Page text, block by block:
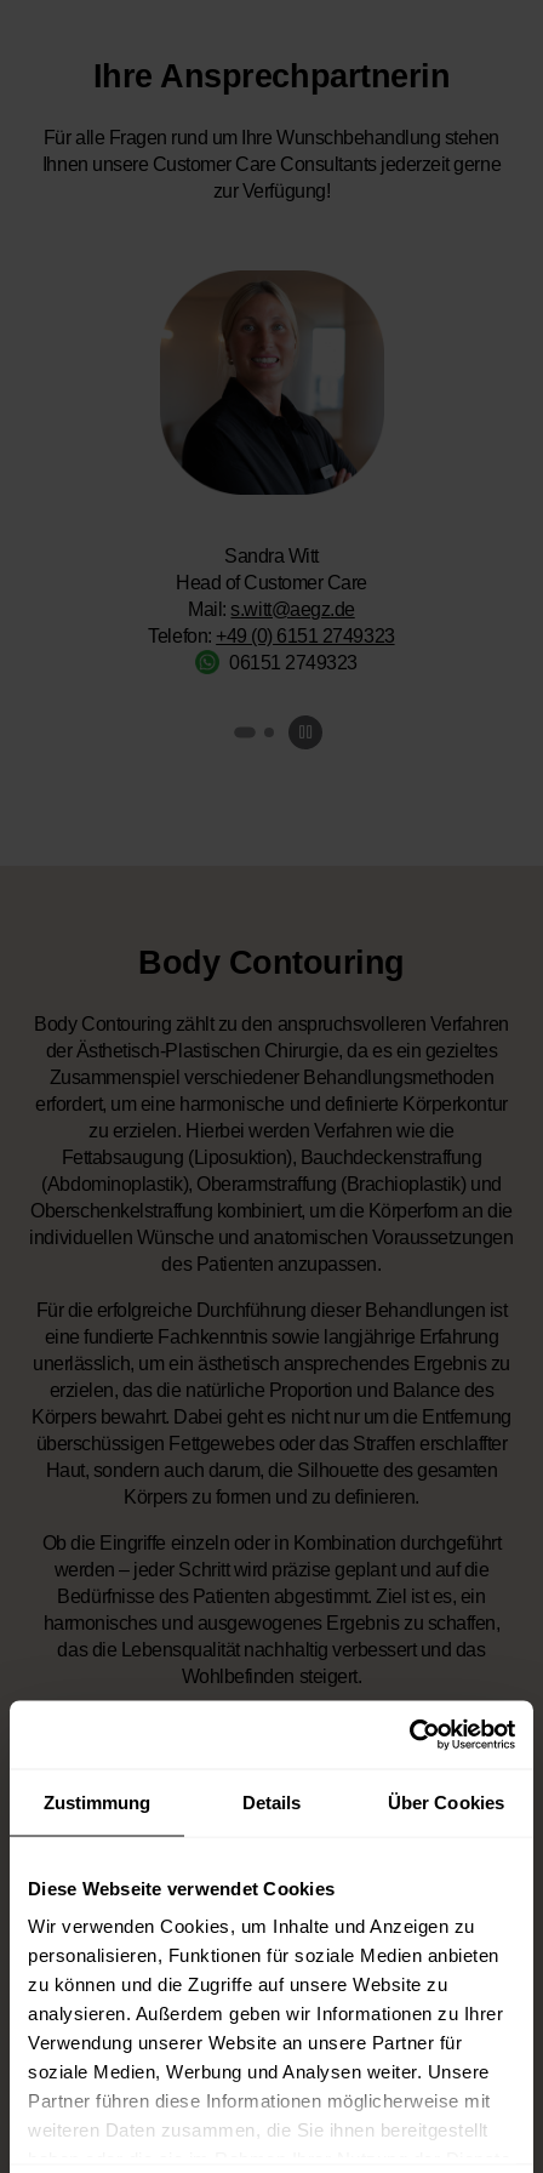
Zustimmung Details Über Cookies
Diese Webseite verwendet Cookies
Wir verwenden Cookies, um Inhalte und Anzeigen zu
personalisieren, Funktionen für soziale Medien anbieten
zu können und die Zugriffe auf unsere Website zu
analysieren. Außerdem geben wir Informationen zu Ihrer
Verwendung unserer Website an unsere Partner für
soziale Medien, Werbung und Analysen weiter. Unsere
Partner führen diese Informationen möglicherweise mit
weiteren Daten zusammen, die Sie ihnen bereitgestellt
Ihre Ansprechpartnerin
Für alle Fragen rund um Ihre Wunschbehandlung stehen
Ihnen unsere Customer Care Consultants jederzeit gerne
zur Verfügung!
Sandra Witt
Head of Customer Care
Mail: s.witt@aegz.de
Telefon: +49 (0) 6151 2749323
06151 2749323
Body Contouring
Body Contouring zählt zu den anspruchsvolleren Verfahren
der Ästhetisch-Plastischen Chirurgie, da es ein gezieltes
Zusammenspiel verschiedener Behandlungsmethoden
erfordert, um eine harmonische und definierte Körperkontur
zu erzielen. Hierbei werden Verfahren wie die
Fettabsaugung (Liposuktion), Bauchdeckenstraffung
(Abdominoplastik), Oberarmstraffung (Brachioplastik) und
Oberschenkelstraffung kombiniert, um die Körperform an die
individuellen Wünsche und anatomischen Voraussetzungen
des Patienten anzupassen.
Für die erfolgreiche Durchführung dieser Behandlungen ist
eine fundierte Fachkenntnis sowie langjährige Erfahrung
unerlässlich, um ein ästhetisch ansprechendes Ergebnis zu
erzielen, das die natürliche Proportion und Balance des
Körpers bewahrt. Dabei geht es nicht nur um die Entfernung
überschüssigen Fettgewebes oder das Straffen erschlaffter
Haut, sondern auch darum, die Silhouette des gesamten
Körpers zu formen und zu definieren.
Ob die Eingriffe einzeln oder in Kombination durchgeführt
werden – jeder Schritt wird präzise geplant und auf die
Bedürfnisse des Patienten abgestimmt. Ziel ist es, ein
harmonisches und ausgewogenes Ergebnis zu schaffen,
das die Lebensqualität nachhaltig verbessert und das
Wohlbefinden steigert.
& Ästhetische Chirurgie
Dr. (TR) Ercan Cakmak
Facharzt für Plastische
& Ästhetische Chirurgie
Let’s talk about: Bodylift und
Bodyconturing
Wenn das Spiegelbild endlich zum Lebensgefühl passen
soll: In dieser Folge von „Let’s talk about …“ geht es um